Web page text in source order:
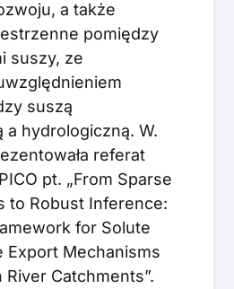
a także
pomiędzy
suszy, ze
suszą
hydrologiczną. W.
referat
pt. „From Sparse
to Robust Inference:
for Solute
Export Mechanisms
Catchments”.